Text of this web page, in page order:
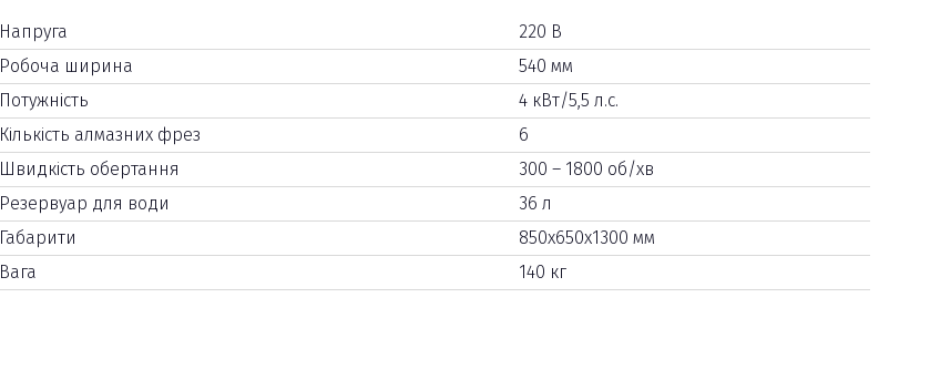
Напруга
220 В
Робоча ширина
540 мм
Потужність
4 кВт/5,5 л.с.
Кількість алмазних фрез
6
Швидкість обертання
300 – 1800 об/хв
Резервуар для води
36 л
Габарити
850х650х1300 мм
Вага
140 кг